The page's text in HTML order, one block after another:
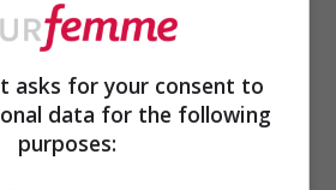
vera. Se non è così,
con lei emerge il vostro
asks for your consent to
data for the following
purposes: